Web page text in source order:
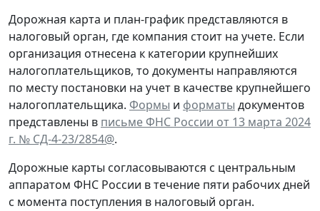
Дорожная карта и план-график представляются в
налоговый орган, где компания стоит на учете. Если
организация отнесена к категории крупнейших
налогоплательщиков, то документы направляются
по месту постановки на учет в качестве крупнейшего
налогоплательщика. Формы и форматы документов
представлены в письме ФНС России от 13 марта 2024
г. № СД-4-23/2854@.
Дорожные карты согласовываются с центральным
аппаратом ФНС России в течение пяти рабочих дней
с момента поступления в налоговый орган.